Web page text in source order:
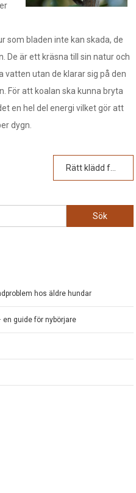
som bladen inte kan skada, de
De är ett kräsna till sin natur och
vatten utan de klarar sig på den
För att koalan ska kunna bryta
en hel del energi vilket gör att
dygn.
Rätt klädd för djurskötsel
efter:
hos äldre hundar
en guide för nybörjare